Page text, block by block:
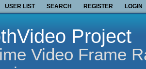
USER LIST SEARCH REGISTER LOGIN
Project
Video Frame